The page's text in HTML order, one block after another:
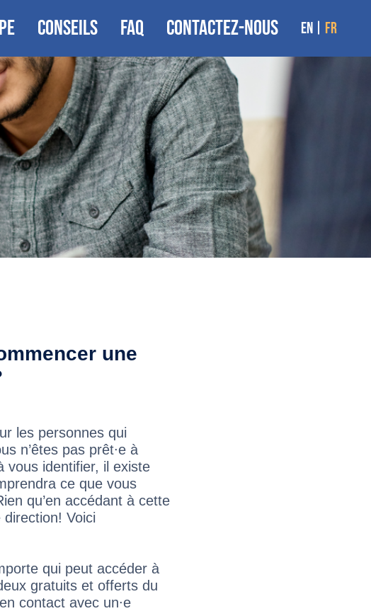
CONSEILS FAQ CONTACTEZ-NOUS en fr
une
les personnes qui
n’êtes pas prêt∙e à
vous identifier, il existe
ce que vous
qu’en accédant à cette
Voici
qui peut accéder à
gratuits et offerts du
contact avec un∙e